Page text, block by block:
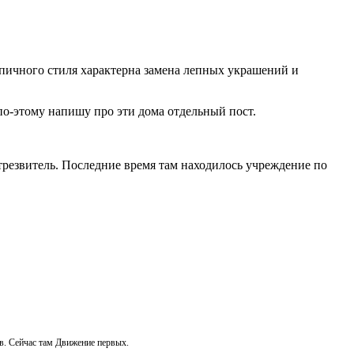
стиля характерна замена лепных украшений и
этому напишу про эти дома отдельный пост.
Последние время там находилось учреждение по
Сейчас там Движение первых.